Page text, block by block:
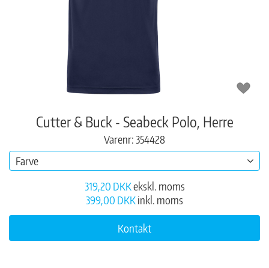
Cutter & Buck - Seabeck Polo, Herre
Varenr: 354428
Farve
319,20 DKKekskl. moms
399,00 DKKinkl. moms
Kontakt